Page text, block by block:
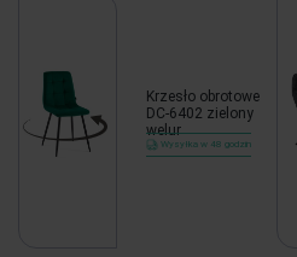
Krzesło obrotowe
DC-6402 zielony
welur
Wysyłka w 48 godzin